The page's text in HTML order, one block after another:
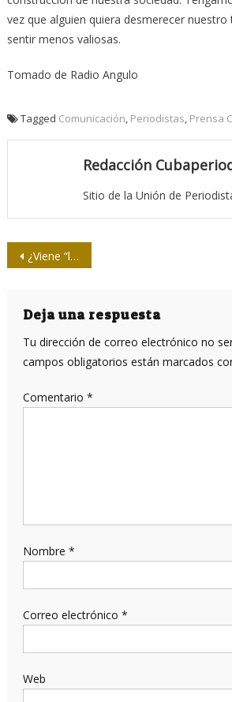
vez que alguien quiera desmerecer
sentir menos valiosas.
Tomado de Radio Angulo
Tagged Comunicación, Periodistas, Prensa
Redacción
Sitio de la Unión de
Navegación
entradas
¿Viene “la vendetta” Bannon?
Deja una respuesta
Tu dirección de correo electrónico no
campos obligatorios están marcados
Comentario *
Nombre *
Correo electrónico *
Web